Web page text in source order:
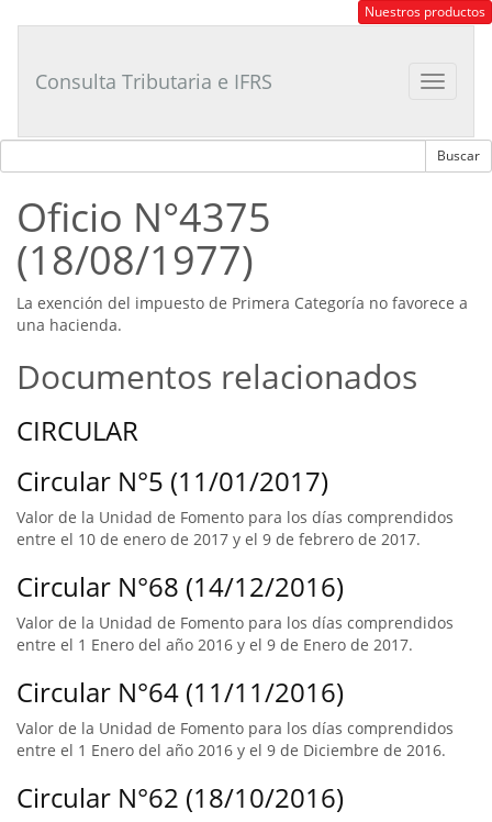
Tributario
Nuestros productos
Toggle
Consulta Tributaria e IFRS
Oficio N°4375
(18/08/1977)
La exención del impuesto de Primera Categoría no favorece a
una hacienda.
Documentos relacionados
CIRCULAR
Circular N°5 (11/01/2017)
Valor de la Unidad de Fomento para los días comprendidos
entre el 10 de enero de 2017 y el 9 de febrero de 2017.
Circular N°68 (14/12/2016)
Valor de la Unidad de Fomento para los días comprendidos
entre el 1 Enero del año 2016 y el 9 de Enero de 2017.
Circular N°64 (11/11/2016)
Valor de la Unidad de Fomento para los días comprendidos
entre el 1 Enero del año 2016 y el 9 de Diciembre de 2016.
Circular N°62 (18/10/2016)